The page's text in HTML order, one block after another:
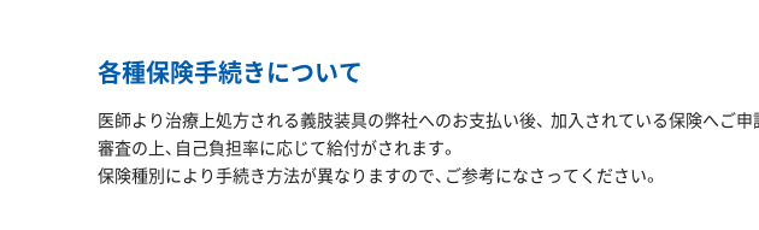
各種保険手続きについて
医師より治療上処方される義肢装具の弊社へのお支払い後、 加入されている保険へご申
審査の上、自己負担率に応じて給付がされます。
保険種別により手続き方法が異なりますので、ご参考になさってください。